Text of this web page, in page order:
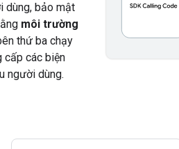
dùng, bảo mật
môi trường
thứ ba chạy
cấp các biện
người dùng.